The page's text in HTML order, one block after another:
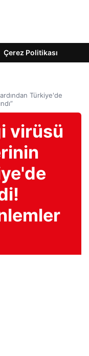
Çerez Politikası
Türkiye'de
virüsü